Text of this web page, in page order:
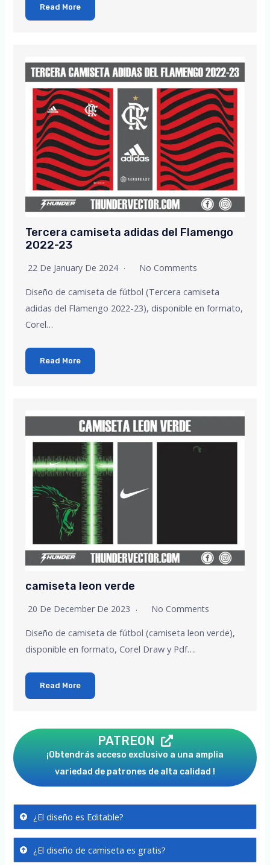
Read More
Tercera camiseta adidas del Flamengo
2022-23
22 De January De 2024 No Comments
Diseño de camiseta de fútbol (Tercera camiseta
adidas del Flamengo 2022-23), disponible en formato,
Corel…
Read More
camiseta leon verde
20 De December De 2023 No Comments
Diseño de camiseta de fútbol (camiseta leon verde),
disponible en formato, Corel Draw y Pdf….
Read More
PATREON
¡Obtendrás acceso exclusivo a una amplia
variedad de patrones de alta calidad !
¿El diseño es Editable?
¿El diseño de camiseta es gratis?